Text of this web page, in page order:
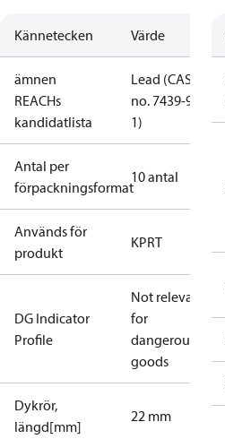
Kännetecken Värde
ämnen
REACHs
kandidatlista
Lead (CAS
no. 7439-92-
1)
Antal per
förpackningsformat
10 antal
Används för
produkt
KPRT
DG Indicator
Profile
Not relevant
for
dangerous
goods
Dykrör,
längd[mm]
22 mm